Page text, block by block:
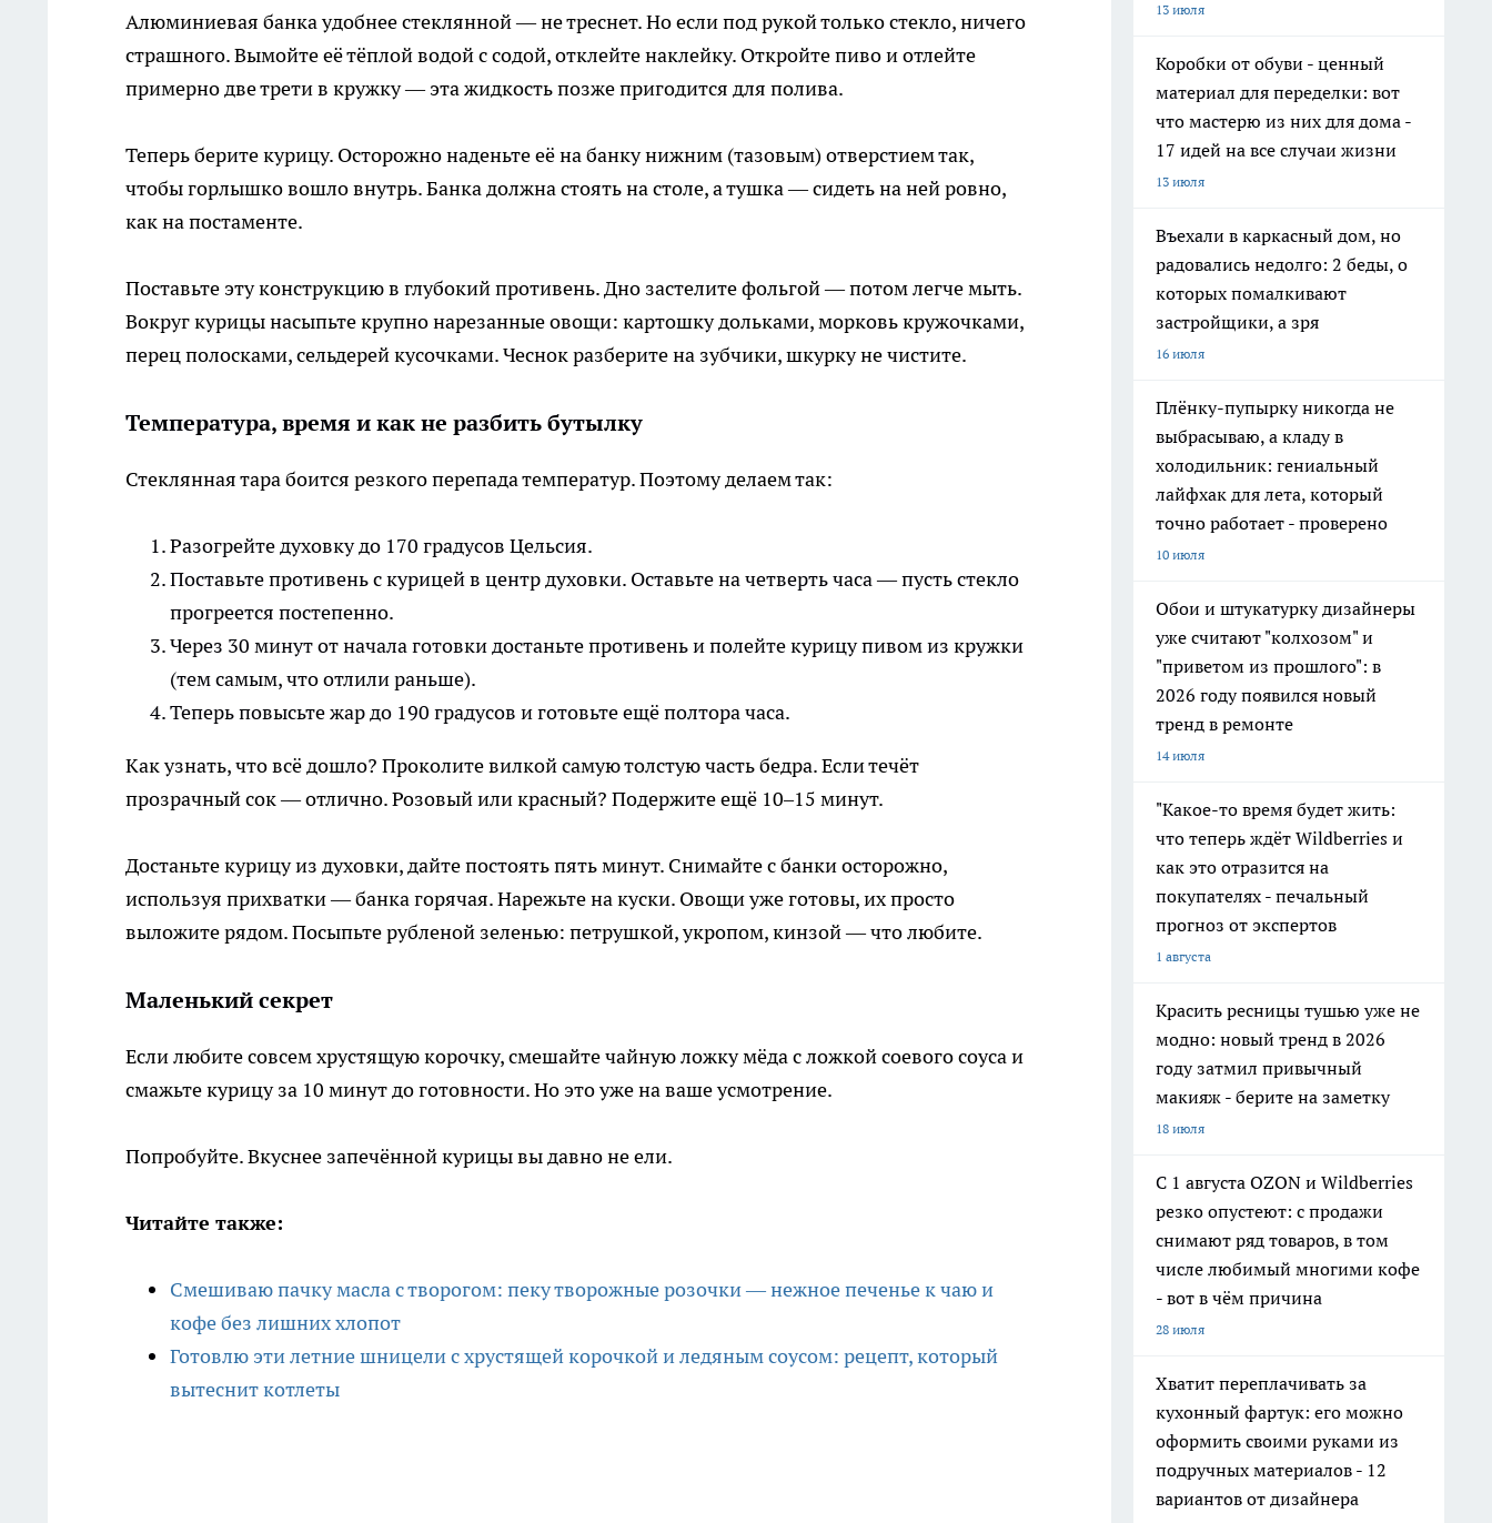
Алюминиевая банка удобнее стеклянной — не треснет. Но если под рукой только стекло, ничего
страшного. Вымойте её тёплой водой с содой, отклейте наклейку. Откройте пиво и отлейте
примерно две трети в кружку — эта жидкость позже пригодится для полива.
Теперь берите курицу. Осторожно наденьте её на банку нижним (тазовым) отверстием так,
чтобы горлышко вошло внутрь. Банка должна стоять на столе, а тушка — сидеть на ней ровно,
как на постаменте.
Поставьте эту конструкцию в глубокий противень. Дно застелите фольгой — потом легче мыть.
Вокруг курицы насыпьте крупно нарезанные овощи: картошку дольками, морковь кружочками,
перец полосками, сельдерей кусочками. Чеснок разберите на зубчики, шкурку не чистите.
Температура, время и как не разбить бутылку
Стеклянная тара боится резкого перепада температур. Поэтому делаем так:
Разогрейте духовку до 170 градусов Цельсия.
Поставьте противень с курицей в центр духовки. Оставьте на четверть часа — пусть стекло
прогреется постепенно.
Через 30 минут от начала готовки достаньте противень и полейте курицу пивом из кружки
(тем самым, что отлили раньше).
Теперь повысьте жар до 190 градусов и готовьте ещё полтора часа.
Как узнать, что всё дошло? Проколите вилкой самую толстую часть бедра. Если течёт
прозрачный сок — отлично. Розовый или красный? Подержите ещё 10–15 минут.
Достаньте курицу из духовки, дайте постоять пять минут. Снимайте с банки осторожно,
используя прихватки — банка горячая. Нарежьте на куски. Овощи уже готовы, их просто
выложите рядом. Посыпьте рубленой зеленью: петрушкой, укропом, кинзой — что любите.
Маленький секрет
Если любите совсем хрустящую корочку, смешайте чайную ложку мёда с ложкой соевого соуса и
смажьте курицу за 10 минут до готовности. Но это уже на ваше усмотрение.
Попробуйте. Вкуснее запечённой курицы вы давно не ели.
Читайте также:
Смешиваю пачку масла с творогом: пеку творожные розочки — нежное печенье к чаю и
кофе без лишних хлопот
Готовлю эти летние шницели с хрустящей корочкой и ледяным соусом: рецепт, который
вытеснит котлеты
13 июля
Коробки от обуви - ценный
материал для переделки: вот
что мастерю из них для дома -
17 идей на все случаи жизни
13 июля
Въехали в каркасный дом, но
радовались недолго: 2 беды, о
которых помалкивают
застройщики, а зря
16 июля
Плёнку-пупырку никогда не
выбрасываю, а кладу в
холодильник: гениальный
лайфхак для лета, который
точно работает - проверено
10 июля
Обои и штукатурку дизайнеры
уже считают "колхозом" и
"приветом из прошлого": в
2026 году появился новый
тренд в ремонте
14 июля
"Какое-то время будет жить:
что теперь ждёт Wildberries и
как это отразится на
покупателях - печальный
прогноз от экспертов
1 августа
Красить ресницы тушью уже не
модно: новый тренд в 2026
году затмил привычный
макияж - берите на заметку
18 июля
С 1 августа OZON и Wildberries
резко опустеют: с продажи
снимают ряд товаров, в том
числе любимый многими кофе
- вот в чём причина
28 июля
Хватит переплачивать за
кухонный фартук: его можно
оформить своими руками из
подручных материалов - 12
вариантов от дизайнера